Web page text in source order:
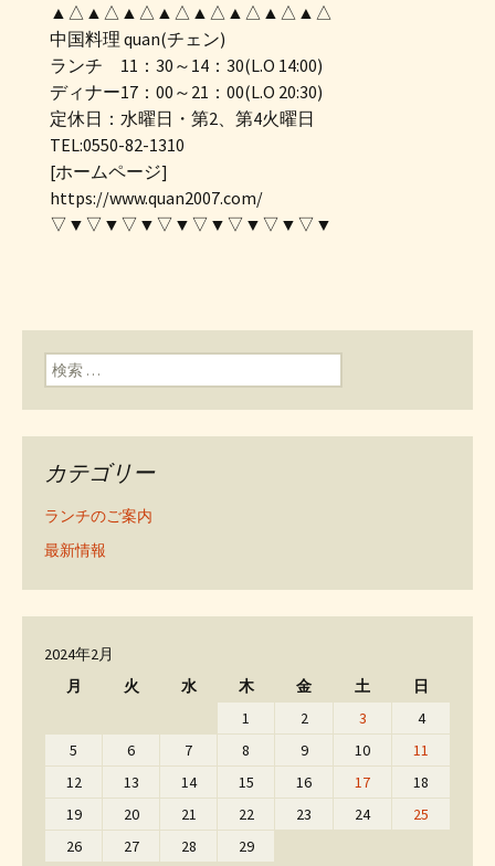
▲△▲△▲△▲△▲△▲△▲△▲△
中国料理 quan(チェン)
ランチ 11：30～14：30(L.O 14:00)
ディナー17：00～21：00(L.O 20:30)
定休日：水曜日・第2、第4火曜日
TEL:0550-82-1310
[ホームページ]
https://www.quan2007.com/
▽▼▽▼▽▼▽▼▽▼▽▼▽▼▽▼
検索:
カテゴリー
ランチのご案内
最新情報
2024年2月
月
火 水 木 金 土 日
1 2 3
4
5
6 7 8 9 10
11
12
13 14 15 16 17
18
19
20 21 22 23 24
25
26
27 28 29